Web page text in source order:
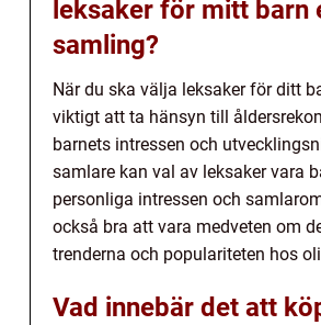
leksaker för mitt barn
samling?
När du ska välja leksaker för ditt
viktigt att ta hänsyn till
barnets intressen och
samlare kan val av leksaker vara
personliga intressen och
också bra att vara medveten om
trenderna och populariteten hos
Vad innebär det att